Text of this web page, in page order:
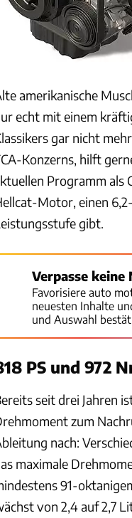
amerikanische
echt mit einem
gar nicht
Konzerns, hilft
Programm als
Motor, einen
gibt.
Verpasse keine
Favorisiere auto
neuesten Inhalte
und Auswahl
PS und 972
seit drei Jahren
zum
nach:
maximale
91-
von 2,4 auf 2,7